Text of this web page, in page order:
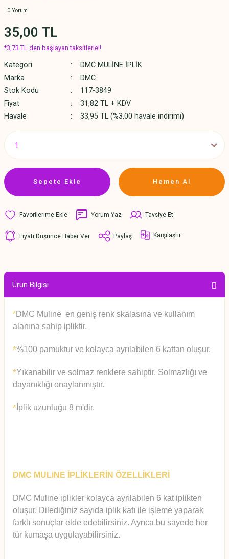
0 Yorum
35,00 TL
*3,73 TL den başlayan taksitlerle!!
Kategori
DMC MULİNE İPLİK
Marka
DMC
Stok Kodu
117-3849
Fiyat
31,82 TL + KDV
Havale
33,95 TL (%3,00 havale indirimi)
Sepete Ekle Hemen Al
Yorum Yaz Tavsiye Et
Fiyatı Düşünce Haber Ver Paylaş Karşılaştır
Ürün Bilgisi
*DMC Muline en geniş renk skalasına ve kullanım
alanına sahip ipliktir.
*%100 pamuktur ve kolayca ayrılabilen 6 kattan oluşur.
*Yıkanabilir ve solmaz renklere sahiptir. Solmazlığı ve
dayanıklığı onaylanmıştır.
* İplik uzunluğu 8 m'dir.
DMC MULiNE İPLİKLERİN ÖZELLİKLERİ
DMC Muline iplikler kolayca ayrılabilen 6 kat iplikten
oluşur. Dilediğiniz sayıda iplik katı ile işleme yaparak
farklı sonuçlar elde edebilirsiniz. Ayrıca bu sayede her
tür kumaşa uygulayabilirsiniz.